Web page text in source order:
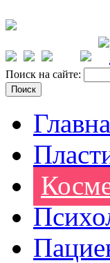
Поиск на сайте: